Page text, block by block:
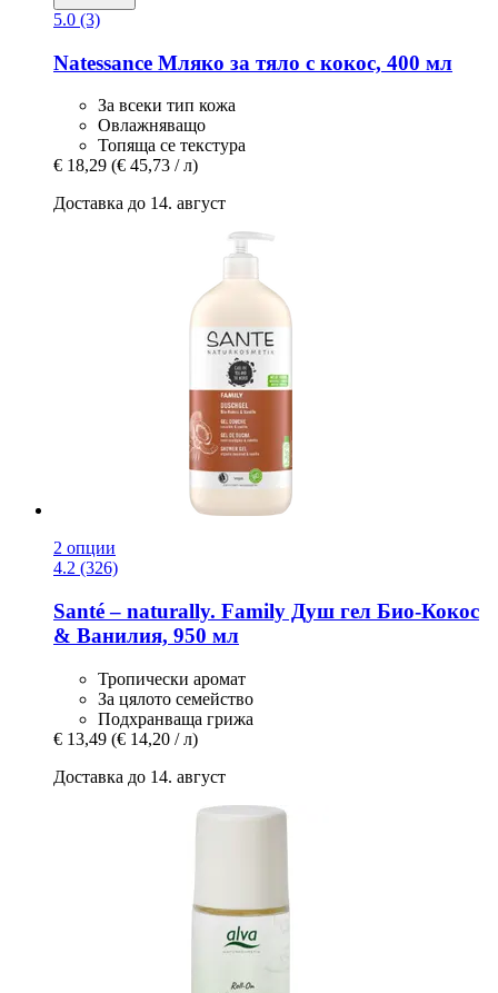
5.0 (3)
Natessance Мляко за тяло с кокос, 400 мл
За всеки тип кожа
Овлажняващо
Топяща се текстура
€ 18,29 (€ 45,73 / л)
Доставка до 14. август
2 опции
4.2 (326)
Santé – naturally. Family Душ гел Био-​Кокос
& Ванилия, 950 мл
Тропически аромат
За цялото семейство
Подхранваща грижа
€ 13,49 (€ 14,20 / л)
Доставка до 14. август